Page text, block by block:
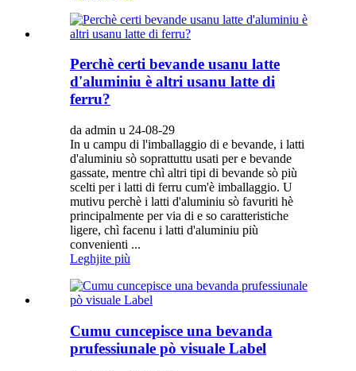
Perchè certi bevande usanu latte
d'aluminiu è altri usanu latte di
ferru?
da admin u 24-08-29
In u campu di l'imballaggio di e bevande, i latti
d'aluminiu sò soprattuttu usati per e bevande
gassate, mentre chì altri tipi di bevande sò più
scelti per i latti di ferru cum'è imballaggio. U
mutivu perchè i latti d'aluminiu sò favuriti hè
principalmente per via di e so caratteristiche
ligere, chì facenu i latti d'aluminiu più
convenienti ...
Leghjite più
Cumu cuncepisce una bevanda
prufessiunale pò visuale Label